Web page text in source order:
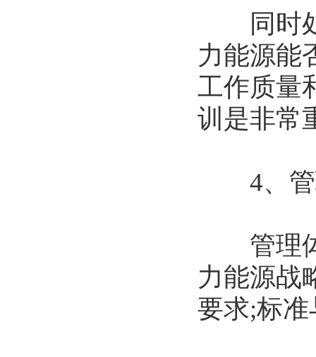
同时处
力能源能
工作质量
训是非常
4、管
管理体
力能源战
要求;标